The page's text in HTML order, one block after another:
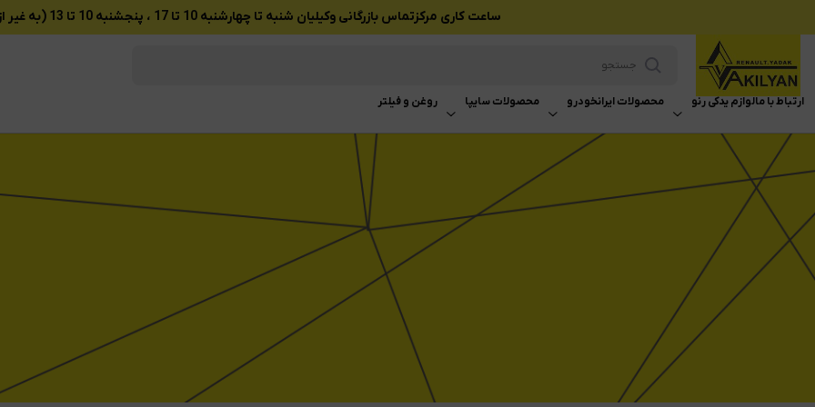
ساعت کاری مرکزتماس بازرگانی وکیلیان شنبه تا چهارشنبه 10 تا 17 ، پنجشنبه 10 تا 13 (به غیر از تعطیلات رسمی)
ارتباط با مالوازم یدکی رنو محصولات ایرانخودرو محصولات سایپا روغن و فیلتر